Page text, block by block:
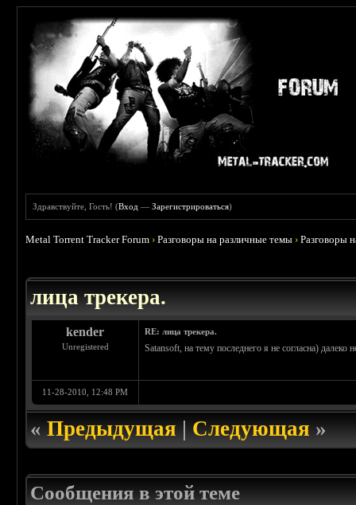
Здравствуйте, Гость! (Вход —Зарегистрироваться)
Metal Torrent Tracker Forum ›Разговоры на различные темы ›Разговоры
лица трекера.
kender
Unregistered
RE: лица трекера.
Satansoft, на тему последнего я не согласна) далеко
11-28-2010, 12:48 PM
«Предыдущая|Следующая»
Сообщения в этой теме